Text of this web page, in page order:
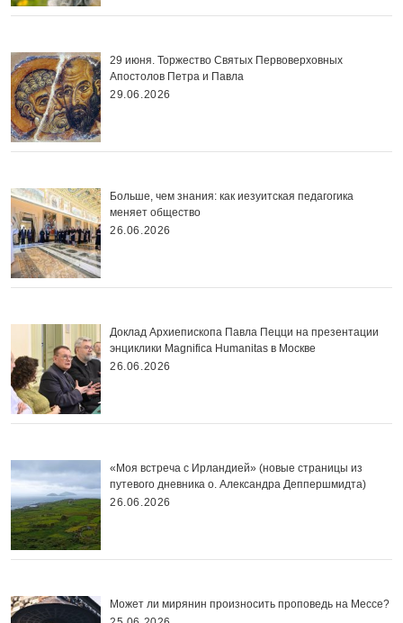
29 июня. Торжество Святых Первоверховных
Апостолов Петра и Павла
29.06.2026
Больше, чем знания: как иезуитская педагогика
меняет общество
26.06.2026
Доклад Архиепископа Павла Пецци на презентации
энциклики Magnifica Нumanitas в Москве
26.06.2026
«Моя встреча с Ирландией» (новые страницы из
путевого дневника о. Александра Деппершмидта)
26.06.2026
Может ли мирянин произносить проповедь на Мессе?